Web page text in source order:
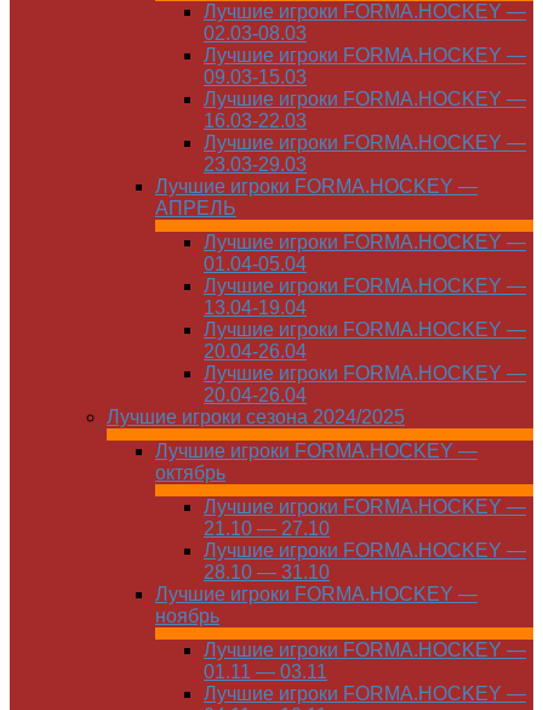
Лучшие игроки FORMA.HOCKEY —
02.03-08.03
Лучшие игроки FORMA.HOCKEY —
09.03-15.03
Лучшие игроки FORMA.HOCKEY —
16.03-22.03
Лучшие игроки FORMA.HOCKEY —
23.03-29.03
Лучшие игроки FORMA.HOCKEY —
АПРЕЛЬ
Лучшие игроки FORMA.HOCKEY —
01.04-05.04
Лучшие игроки FORMA.HOCKEY —
13.04-19.04
Лучшие игроки FORMA.HOCKEY —
20.04-26.04
Лучшие игроки FORMA.HOCKEY —
20.04-26.04
Лучшие игроки сезона 2024/2025
Лучшие игроки FORMA.HOCKEY —
октябрь
Лучшие игроки FORMA.HOCKEY —
21.10 — 27.10
Лучшие игроки FORMA.HOCKEY —
28.10 — 31.10
Лучшие игроки FORMA.HOCKEY —
ноябрь
Лучшие игроки FORMA.HOCKEY —
01.11 — 03.11
Лучшие игроки FORMA.HOCKEY —